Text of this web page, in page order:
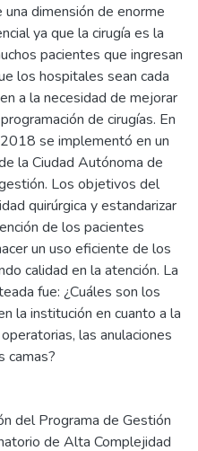
una dimensión de enorme
ya que la cirugía es la
pacientes que ingresan
los hospitales sean cada
a la necesidad de mejorar
de cirugías. En
se implementó en un
la Ciudad Autónoma de
Los objetivos del
quirúrgica y estandarizar
de los pacientes
un uso eficiente de los
calidad en la atención. La
fue: ¿Cuáles son los
la institución en cuanto a la
las anulaciones
camas?
del Programa de Gestión
de Alta Complejidad